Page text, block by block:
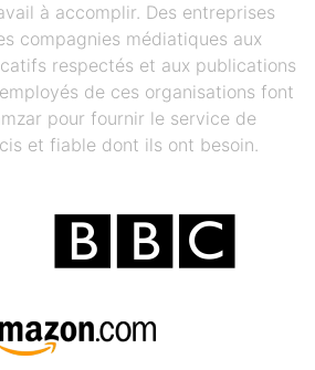
à accomplir. Des entreprises
compagnies médiatiques aux
respectés et aux publications
de ces organisations font
pour fournir le service de
et fiable dont ils ont besoin.